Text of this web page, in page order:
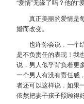
“爱情”无缘了吗？他的“
真正美丽的爱情是每
婚而改变。
也许你会说，一个结
是不负责任的表现！我
说，男人似乎背负着更
一个男人有没有责任感
者还可以这样说，如果
依然把妻子孩子照顾得